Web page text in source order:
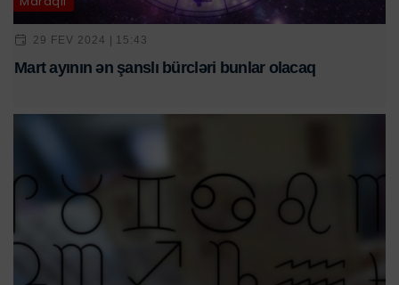
29 FEV 2024 | 15:43
Mart ayının ən şanslı bürcləri bunlar olacaq